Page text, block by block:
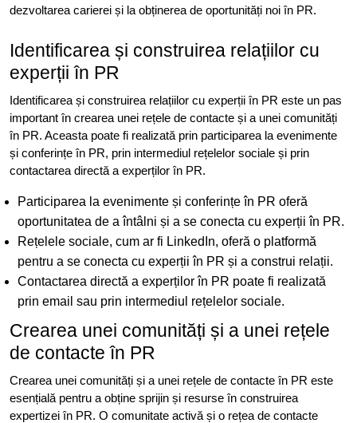
dezvoltarea carierei și la obținerea de oportunități noi în PR.
Identificarea și construirea relațiilor cu
experții în PR
Identificarea și construirea relațiilor cu experții în PR este un pas
important în crearea unei rețele de contacte și a unei comunități
în PR. Aceasta poate fi realizată prin participarea la evenimente
și conferințe în PR, prin intermediul rețelelor sociale și prin
contactarea directă a experților în PR.
Participarea la evenimente și conferințe în PR oferă
oportunitatea de a întâlni și a se conecta cu experții în PR.
Rețelele sociale, cum ar fi LinkedIn, oferă o platformă
pentru a se conecta cu experții în PR și a construi relații.
Contactarea directă a experților în PR poate fi realizată
prin email sau prin intermediul rețelelor sociale.
Crearea unei comunități și a unei rețele
de contacte în PR
Crearea unei comunități și a unei rețele de contacte în PR este
esențială pentru a obține sprijin și resurse în construirea
expertizei în PR. O comunitate activă și o rețea de contacte